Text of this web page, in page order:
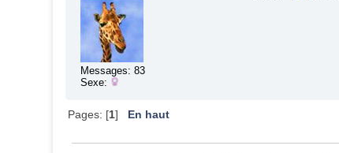
Messages: 83
Sexe:
Pages: [1]
En haut